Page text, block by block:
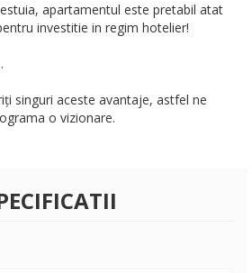
apartamentul este pretabil atat
investitie in regim hotelier!
singuri aceste avantaje, astfel ne
o vizionare.